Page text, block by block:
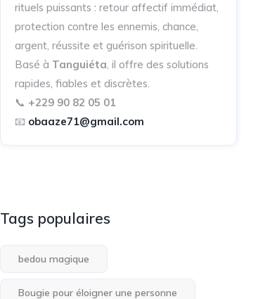
rituels puissants : retour affectif immédiat,
protection contre les ennemis, chance,
argent, réussite et guérison spirituelle.
Basé à Tanguiéta, il offre des solutions
rapides, fiables et discrètes.
📞 +229 90 82 05 01
📧 obaaze71@gmail.com
Tags populaires
bedou magique
Bougie pour éloigner une personne